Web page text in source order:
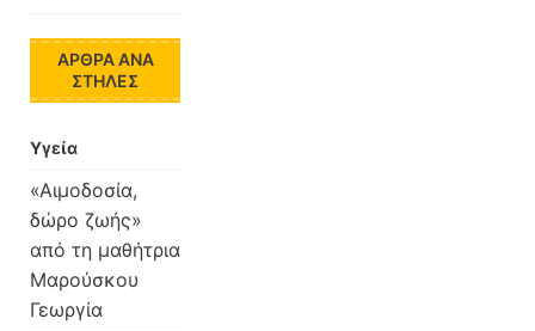
ΆΡΘΡΑ ΑΝΆ
ΣΤΉΛΕΣ
Υγεία
«Αιμοδοσία,
δώρο ζωής»
από τη μαθήτρια
Μαρούσκου
Γεωργία